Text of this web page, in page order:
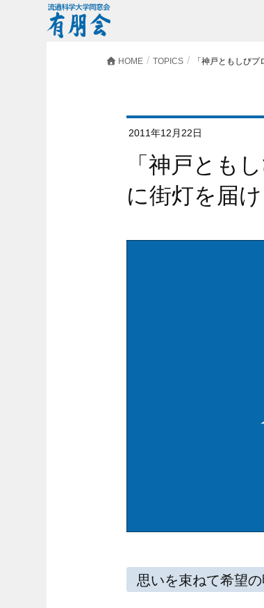
HOME TOPICS 「神戸ともしび
2011年12月22日
「神戸ともしびプロジェクト」が南三陸町
に街灯を届
思いを束ねて希望